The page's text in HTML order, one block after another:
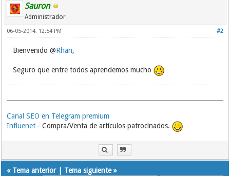
Sauron
Administrador
#2
06-05-2014, 12:54 PM
Bienvenido @Rhan,
Seguro que entre todos aprendemos mucho
Canal SEO en Telegram premium
Influenet - Compra/Venta de artículos patrocinados.
« Tema anterior| Tema siguiente»